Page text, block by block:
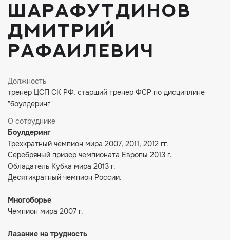
Шарафутдинов
Дмитрий
Рафаилевич
Должность
тренер ЦСП СК РФ, старший тренер ФСР по дисциплине
"боулдеринг"
О сотруднике
Боулдеринг
Трехкратный чемпион мира 2007, 2011, 2012 гг.
Серебряный призер чемпионата Европы 2013 г.
Обладатель Кубка мира 2013 г.
Десятикратный чемпион России.
Многоборье
Чемпион мира 2007 г.
Лазание на трудность